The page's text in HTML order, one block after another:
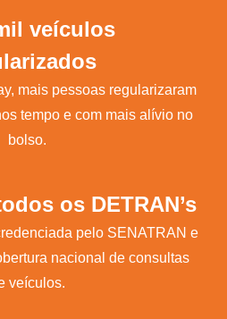
veículos
mais pessoas regularizaram
tempo e com mais alívio no
bolso.
os DETRAN’s
pelo SENATRAN e
nacional de consultas
veículos.